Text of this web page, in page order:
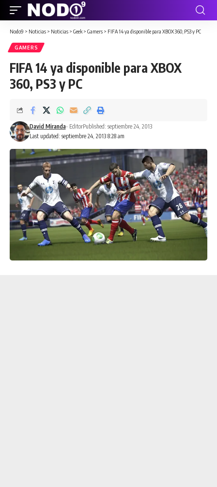
Nodo9 > Noticias > Noticias > Geek > Gamers > FIFA 14 ya disponible para XBOX 360, PS3 y PC
GAMERS
FIFA 14 ya disponible para XBOX
360, PS3 y PC
Last updated: septiembre 24, 2013 8:28 am
David Miranda- EditorPublished: septiembre 24, 2013